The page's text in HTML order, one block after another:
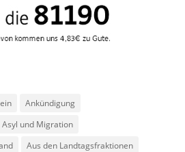
Ankündigung
Asyl und Migration
Aus den Landtagsfraktionen